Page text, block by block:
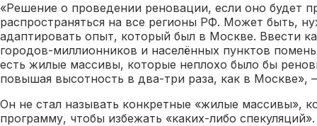
«Решение о проведении реновации, если оно будет
распространяться на все регионы РФ. Может быть,
адаптировать опыт, который был в Москве. Ввести
городов-миллионников и населённых пунктов
есть жилые массивы, которые неплохо было бы
повышая высотность в два-три раза, как в Москве»,
Он не стал называть конкретные «жилые массивы»,
программу, чтобы избежать «каких-либо спекуляций».